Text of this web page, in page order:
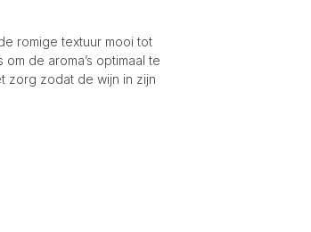
romige textuur mooi tot
de aroma’s optimaal te
zorg zodat de wijn in zijn